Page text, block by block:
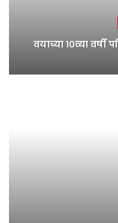
वयाच्या १०व्या वर्षी